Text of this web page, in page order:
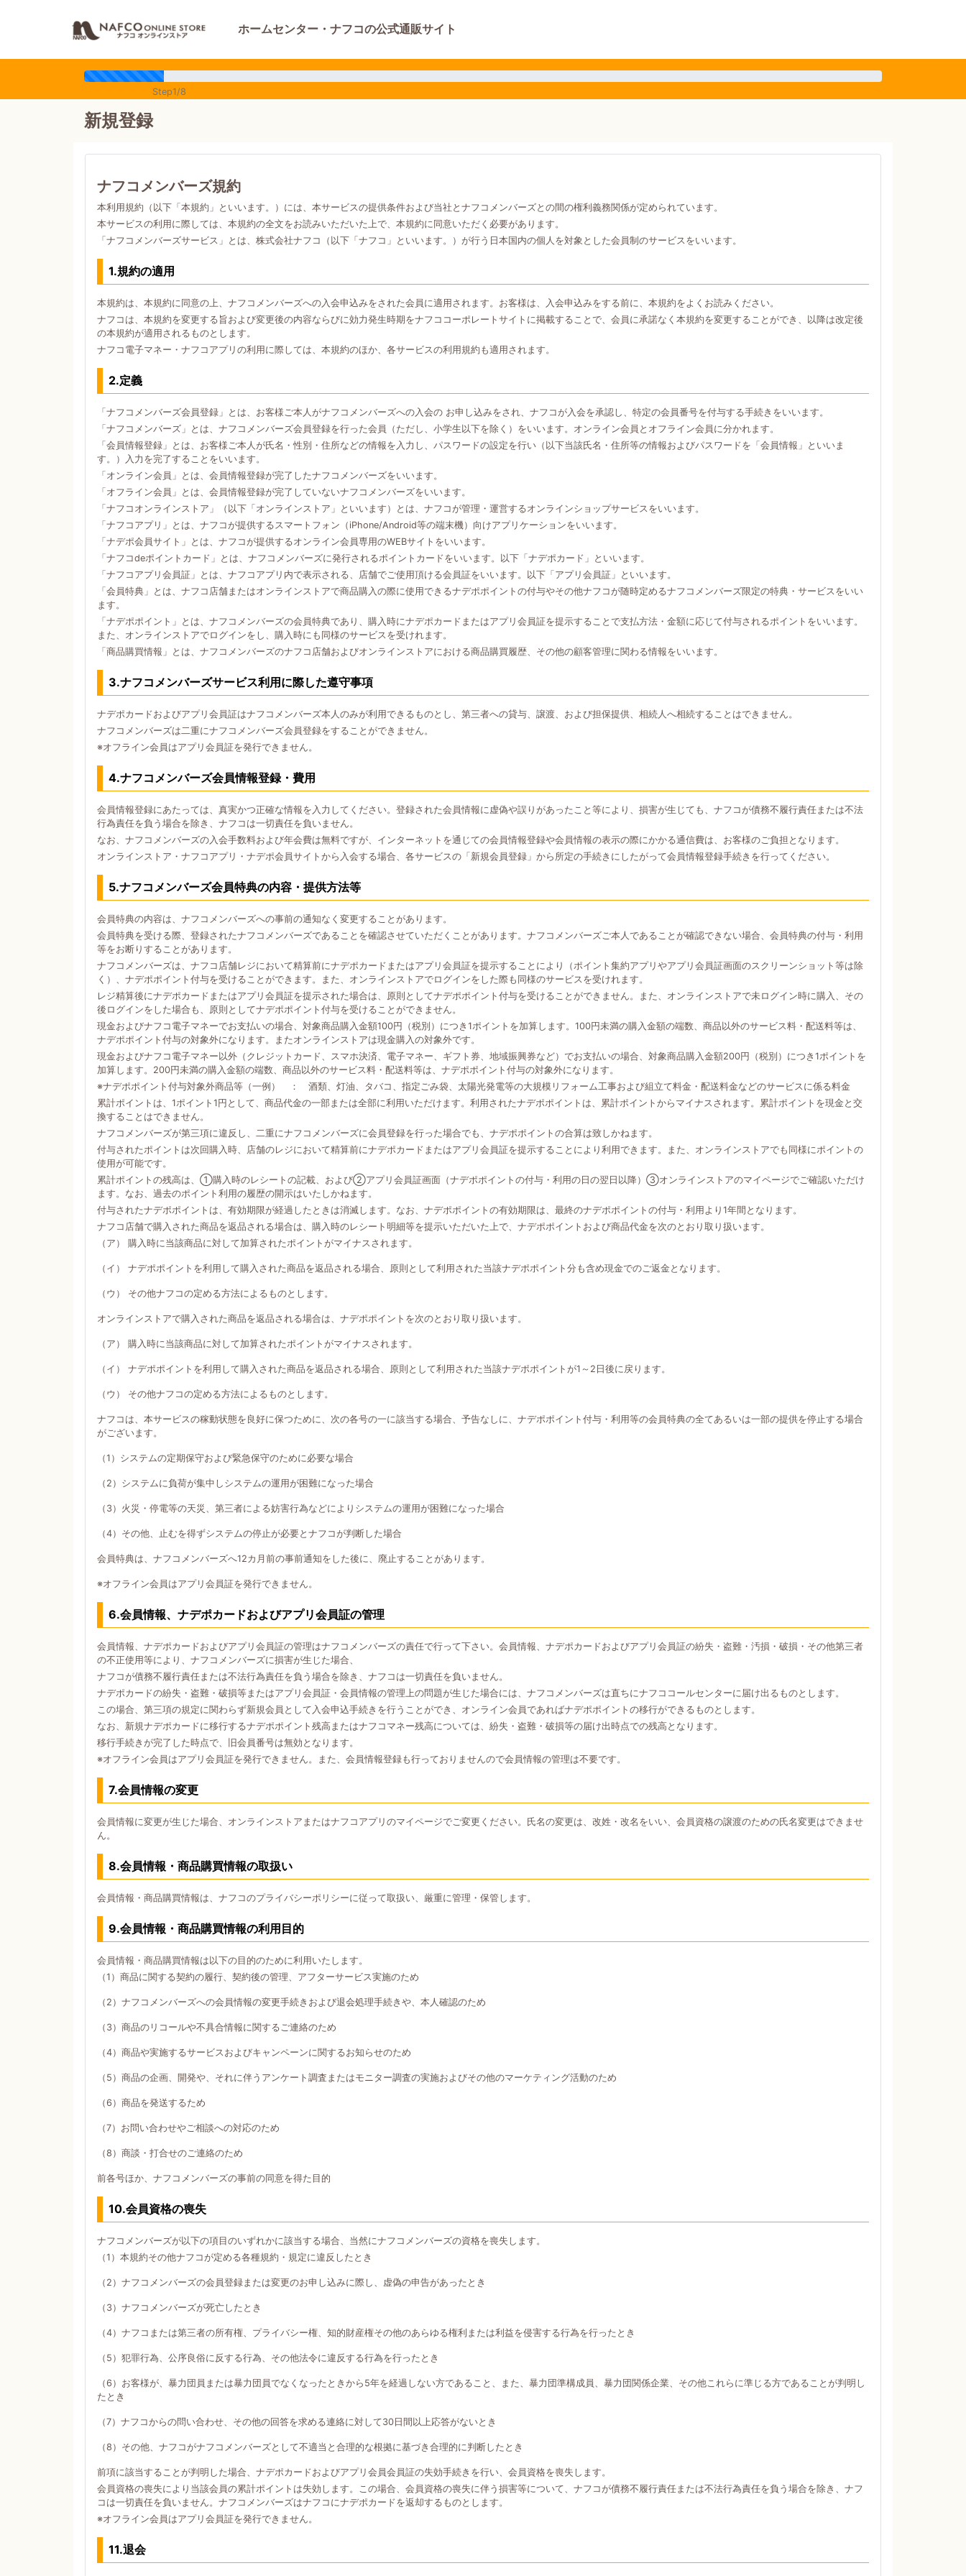
ホームセンター・ナフコの公式通販サイト
Step1/8
新規登録
ナフコメンバーズ規約
本利用規約（以下「本規約」といいます。）には、本サービスの提供条件および当社とナフコメンバーズとの間の権利義務関係が定められています。
本サービスの利用に際しては、本規約の全文をお読みいただいた上で、本規約に同意いただく必要があります。
「ナフコメンバーズサービス」とは、株式会社ナフコ（以下「ナフコ」といいます。）が行う日本国内の個人を対象とした会員制のサービスをいいます。
1.規約の適用
本規約は、本規約に同意の上、ナフコメンバーズへの入会申込みをされた会員に適用されます。お客様は、入会申込みをする前に、本規約をよくお読みください。
ナフコは、本規約を変更する旨および変更後の内容ならびに効力発生時期をナフココーポレートサイトに掲載することで、会員に承諾なく本規約を変更することができ、以降は改定後
の本規約が適用されるものとします。
ナフコ電子マネー・ナフコアプリの利用に際しては、本規約のほか、各サービスの利用規約も適用されます。
2.定義
「ナフコメンバーズ会員登録」とは、お客様ご本人がナフコメンバーズへの入会の お申し込みをされ、ナフコが入会を承認し、特定の会員番号を付与する手続きをいいます。
「ナフコメンバーズ」とは、ナフコメンバーズ会員登録を行った会員（ただし、小学生以下を除く）をいいます。オンライン会員とオフライン会員に分かれます。
「会員情報登録」とは、お客様ご本人が氏名・性別・住所などの情報を入力し、パスワードの設定を行い（以下当該氏名・住所等の情報およびパスワードを「会員情報」といいま
す。）入力を完了することをいいます。
「オンライン会員」とは、会員情報登録が完了したナフコメンバーズをいいます。
「オフライン会員」とは、会員情報登録が完了していないナフコメンバーズをいいます。
「ナフコオンラインストア」（以下「オンラインストア」といいます）とは、ナフコが管理・運営するオンラインショップサービスをいいます。
「ナフコアプリ」とは、ナフコが提供するスマートフォン（iPhone/Android等の端末機）向けアプリケーションをいいます。
「ナデポ会員サイト」とは、ナフコが提供するオンライン会員専用のWEBサイトをいいます。
「ナフコdeポイントカード」とは、ナフコメンバーズに発行されるポイントカードをいいます。以下「ナデポカード」といいます。
「ナフコアプリ会員証」とは、ナフコアプリ内で表示される、店舗でご使用頂ける会員証をいいます。以下「アプリ会員証」といいます。
「会員特典」とは、ナフコ店舗またはオンラインストアで商品購入の際に使用できるナデポポイントの付与やその他ナフコが随時定めるナフコメンバーズ限定の特典・サービスをいい
ます。
「ナデポポイント」とは、ナフコメンバーズの会員特典であり、購入時にナデポカードまたはアプリ会員証を提示することで支払方法・金額に応じて付与されるポイントをいいます。
また、オンラインストアでログインをし、購入時にも同様のサービスを受けれます。
「商品購買情報」とは、ナフコメンバーズのナフコ店舗およびオンラインストアにおける商品購買履歴、その他の顧客管理に関わる情報をいいます。
3.ナフコメンバーズサービス利用に際した遵守事項
ナデポカードおよびアプリ会員証はナフコメンバーズ本人のみが利用できるものとし、第三者への貸与、譲渡、および担保提供、相続人へ相続することはできません。
ナフコメンバーズは二重にナフコメンバーズ会員登録をすることができません。
※オフライン会員はアプリ会員証を発行できません。
4.ナフコメンバーズ会員情報登録・費用
会員情報登録にあたっては、真実かつ正確な情報を入力してください。登録された会員情報に虚偽や誤りがあったこと等により、損害が生じても、ナフコが債務不履行責任または不法
行為責任を負う場合を除き、ナフコは一切責任を負いません。
なお、ナフコメンバーズの入会手数料および年会費は無料ですが、インターネットを通じての会員情報登録や会員情報の表示の際にかかる通信費は、お客様のご負担となります。
オンラインストア・ナフコアプリ・ナデポ会員サイトから入会する場合、各サービスの「新規会員登録」から所定の手続きにしたがって会員情報登録手続きを行ってください。
5.ナフコメンバーズ会員特典の内容・提供方法等
会員特典の内容は、ナフコメンバーズへの事前の通知なく変更することがあります。
会員特典を受ける際、登録されたナフコメンバーズであることを確認させていただくことがあります。ナフコメンバーズご本人であることが確認できない場合、会員特典の付与・利用
等をお断りすることがあります。
ナフコメンバーズは、ナフコ店舗レジにおいて精算前にナデポカードまたはアプリ会員証を提示することにより（ポイント集約アプリやアプリ会員証画面のスクリーンショット等は除
く）、ナデポポイント付与を受けることができます。また、オンラインストアでログインをした際も同様のサービスを受けれます。
レジ精算後にナデポカードまたはアプリ会員証を提示された場合は、原則としてナデポポイント付与を受けることができません。また、オンラインストアで未ログイン時に購入、その
後ログインをした場合も、原則としてナデポポイント付与を受けることができません。
現金およびナフコ電子マネーでお支払いの場合、対象商品購入金額100円（税別）につき1ポイントを加算します。100円未満の購入金額の端数、商品以外のサービス料・配送料等は、
ナデポポイント付与の対象外になります。またオンラインストアは現金購入の対象外です。
現金およびナフコ電子マネー以外（クレジットカード、スマホ決済、電子マネー、ギフト券、地域振興券など）でお支払いの場合、対象商品購入金額200円（税別）につき1ポイントを
加算します。200円未満の購入金額の端数、商品以外のサービス料・配送料等は、ナデポポイント付与の対象外になります。
※ナデポポイント付与対象外商品等（一例） ： 酒類、灯油、タバコ、指定ごみ袋、太陽光発電等の大規模リフォーム工事および組立て料金・配送料金などのサービスに係る料金
累計ポイントは、1ポイント1円として、商品代金の一部または全部に利用いただけます。利用されたナデポポイントは、累計ポイントからマイナスされます。累計ポイントを現金と交
換することはできません。
ナフコメンバーズが第三項に違反し、二重にナフコメンバーズに会員登録を行った場合でも、ナデポポイントの合算は致しかねます。
付与されたポイントは次回購入時、店舗のレジにおいて精算前にナデポカードまたはアプリ会員証を提示することにより利用できます。また、オンラインストアでも同様にポイントの
使用が可能です。
累計ポイントの残高は、①購入時のレシートの記載、および②アプリ会員証画面（ナデポポイントの付与・利用の日の翌日以降）③オンラインストアのマイページでご確認いただけ
ます。なお、過去のポイント利用の履歴の開示はいたしかねます。
付与されたナデポポイントは、有効期限が経過したときは消滅します。なお、ナデポポイントの有効期限は、最終のナデポポイントの付与・利用より1年間となります。
ナフコ店舗で購入された商品を返品される場合は、購入時のレシート明細等を提示いただいた上で、ナデポポイントおよび商品代金を次のとおり取り扱います。
（ア） 購入時に当該商品に対して加算されたポイントがマイナスされます。
（イ） ナデポポイントを利用して購入された商品を返品される場合、原則として利用された当該ナデポポイント分も含め現金でのご返金となります。
（ウ） その他ナフコの定める方法によるものとします。
オンラインストアで購入された商品を返品される場合は、ナデポポイントを次のとおり取り扱います。
（ア） 購入時に当該商品に対して加算されたポイントがマイナスされます。
（イ） ナデポポイントを利用して購入された商品を返品される場合、原則として利用された当該ナデポポイントが1～2日後に戻ります。
（ウ） その他ナフコの定める方法によるものとします。
ナフコは、本サービスの稼動状態を良好に保つために、次の各号の一に該当する場合、予告なしに、ナデポポイント付与・利用等の会員特典の全てあるいは一部の提供を停止する場合
がございます。
（1）システムの定期保守および緊急保守のために必要な場合
（2）システムに負荷が集中しシステムの運用が困難になった場合
（3）火災・停電等の天災、第三者による妨害行為などによりシステムの運用が困難になった場合
（4）その他、止むを得ずシステムの停止が必要とナフコが判断した場合
会員特典は、ナフコメンバーズへ12カ月前の事前通知をした後に、廃止することがあります。
※オフライン会員はアプリ会員証を発行できません。
6.会員情報、ナデポカードおよびアプリ会員証の管理
会員情報、ナデポカードおよびアプリ会員証の管理はナフコメンバーズの責任で行って下さい。会員情報、ナデポカードおよびアプリ会員証の紛失・盗難・汚損・破損・その他第三者
の不正使用等により、ナフコメンバーズに損害が生じた場合、
ナフコが債務不履行責任または不法行為責任を負う場合を除き、ナフコは一切責任を負いません。
ナデポカードの紛失・盗難・破損等またはアプリ会員証・会員情報の管理上の問題が生じた場合には、ナフコメンバーズは直ちにナフココールセンターに届け出るものとします。
この場合、第三項の規定に関わらず新規会員として入会申込手続きを行うことができ、オンライン会員であればナデポポイントの移行ができるものとします。
なお、新規ナデポカードに移行するナデポポイント残高またはナフコマネー残高については、紛失・盗難・破損等の届け出時点での残高となります。
移行手続きが完了した時点で、旧会員番号は無効となります。
※オフライン会員はアプリ会員証を発行できません。また、会員情報登録も行っておりませんので会員情報の管理は不要です。
7.会員情報の変更
会員情報に変更が生じた場合、オンラインストアまたはナフコアプリのマイページでご変更ください。氏名の変更は、改姓・改名をいい、会員資格の譲渡のための氏名変更はできませ
ん。
8.会員情報・商品購買情報の取扱い
会員情報・商品購買情報は、ナフコのプライバシーポリシーに従って取扱い、厳重に管理・保管します。
9.会員情報・商品購買情報の利用目的
会員情報・商品購買情報は以下の目的のために利用いたします。
（1）商品に関する契約の履行、契約後の管理、アフターサービス実施のため
（2）ナフコメンバーズへの会員情報の変更手続きおよび退会処理手続きや、本人確認のため
（3）商品のリコールや不具合情報に関するご連絡のため
（4）商品や実施するサービスおよびキャンペーンに関するお知らせのため
（5）商品の企画、開発や、それに伴うアンケート調査またはモニター調査の実施およびその他のマーケティング活動のため
（6）商品を発送するため
（7）お問い合わせやご相談への対応のため
（8）商談・打合せのご連絡のため
前各号ほか、ナフコメンバーズの事前の同意を得た目的
10.会員資格の喪失
ナフコメンバーズが以下の項目のいずれかに該当する場合、当然にナフコメンバーズの資格を喪失します。
（1）本規約その他ナフコが定める各種規約・規定に違反したとき
（2）ナフコメンバーズの会員登録または変更のお申し込みに際し、虚偽の申告があったとき
（3）ナフコメンバーズが死亡したとき
（4）ナフコまたは第三者の所有権、プライバシー権、知的財産権その他のあらゆる権利または利益を侵害する行為を行ったとき
（5）犯罪行為、公序良俗に反する行為、その他法令に違反する行為を行ったとき
（6）お客様が、暴力団員または暴力団員でなくなったときから5年を経過しない方であること、また、暴力団準構成員、暴力団関係企業、その他これらに準じる方であることが判明し
たとき
（7）ナフコからの問い合わせ、その他の回答を求める連絡に対して30日間以上応答がないとき
（8）その他、ナフコがナフコメンバーズとして不適当と合理的な根拠に基づき合理的に判断したとき
前項に該当することが判明した場合、ナデポカードおよびアプリ会員会員証の失効手続きを行い、会員資格を喪失します。
会員資格の喪失により当該会員の累計ポイントは失効します。この場合、会員資格の喪失に伴う損害等について、ナフコが債務不履行責任または不法行為責任を負う場合を除き、ナフ
コは一切責任を負いません。ナフコメンバーズはナフコにナデポカードを返却するものとします。
※オフライン会員はアプリ会員証を発行できません。
11.退会